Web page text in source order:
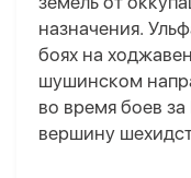
назначения.
боях на
шушинском
во время боев
вершину